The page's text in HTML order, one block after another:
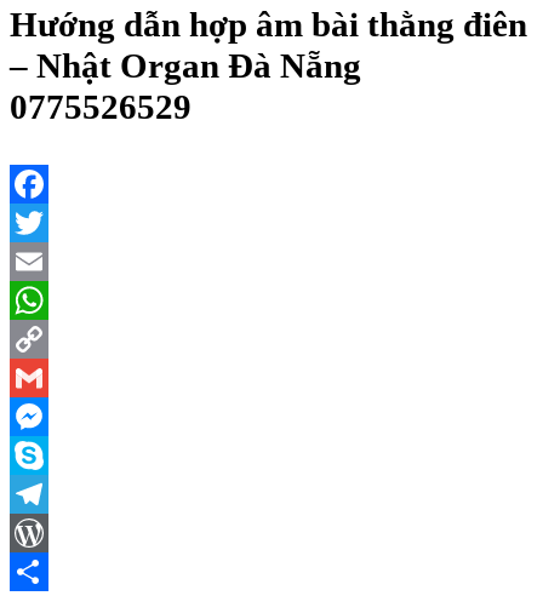
Hướng dẫn hợp âm bài thằng điên
– Nhật Organ Đà Nẵng
0775526529
Facebook
Twitter
Email
WhatsApp
Copy
Link
Gmail
Messenger
Skype
Telegram
WordPress